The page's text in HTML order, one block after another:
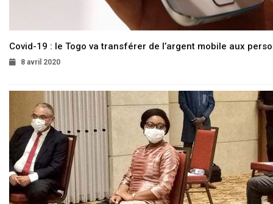
Covid-19 : le Togo va transférer de l’argent mobile aux
8 avril 2020